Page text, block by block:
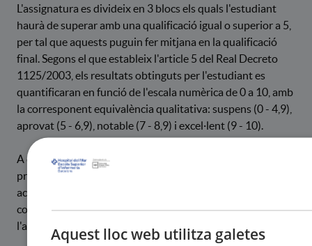
L'assignatura es divideix en 3 blocs els quals l'estudiant
haurà de superar amb una qualificació igual o superior a 5,
per tal que aquests puguin fer mitjana en la qualificació
final. Segons el que estableix l'article 5 del Real Decreto
1125/2003, els resultats obtinguts per l'estudiant es
quantificaran en funció de l'escala numèrica de 0 a 10, amb
la corresponent equivalència qualitativa: suspens (0 - 4,9),
aprovat (5 - 6,9), notable (7 - 8,9) i excel·lent (9 - 10).
A continuació es descriuen els sistemes d'avaluació
principals de l'assignatura. Pot consultar-se el detall de les
activitats de cada bloc, així com els terminis de lliurament i
condicions de recuperació, en el pla docent de
l'assignatura (disponible al Moodle).
Aquest lloc web utilitza galetes